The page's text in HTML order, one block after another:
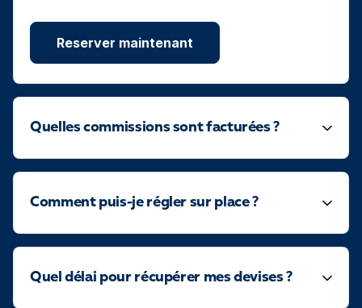
Reserver maintenant
Quelles commissions sont facturées ?
Comment puis-je régler sur place ?
Quel délai pour récupérer mes devises ?